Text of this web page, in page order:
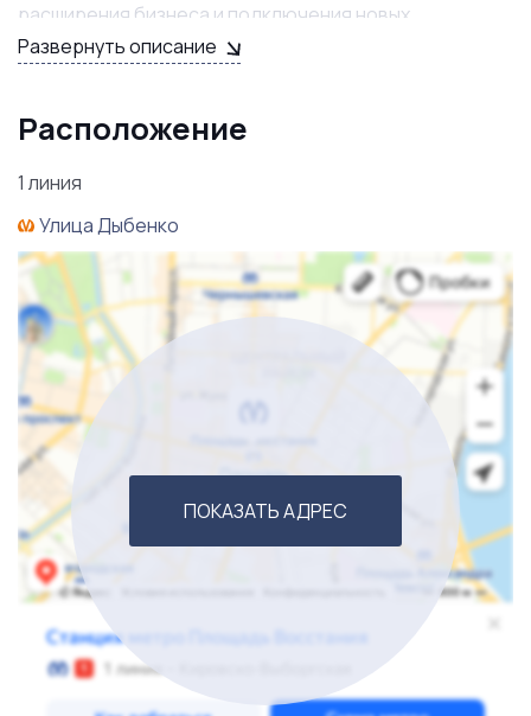
расширения бизнеса и подключения новых
маркетплейсов.
начальных этапах.
Развернуть описание
Расположение
1 линия
Улица Дыбенко
ПОКАЗАТЬ АДРЕС